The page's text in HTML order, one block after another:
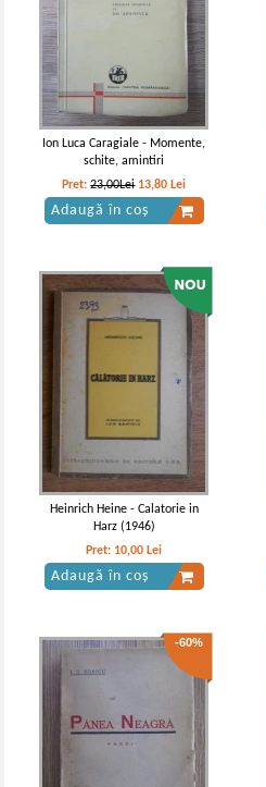
Ion Luca Caragiale - Momente,
schite, amintiri
Pret:23,00Lei 13,80 Lei
Adaugă în coș
Heinrich Heine - Calatorie in
Harz (1946)
Pret: 10,00 Lei
Adaugă în coș
-60%